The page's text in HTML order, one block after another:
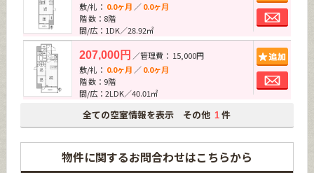
敷/礼： 0.0ヶ月 ／0.0ヶ月
階 数：8階
間/広：1DK／28.92㎡
207,000円 ／管理費： 15,000円
敷/礼： 0.0ヶ月 ／0.0ヶ月
階 数：9階
間/広：2LDK／40.01㎡
全ての空室情報を表示 その他 1 件
物件に関するお問合わせはこちらから